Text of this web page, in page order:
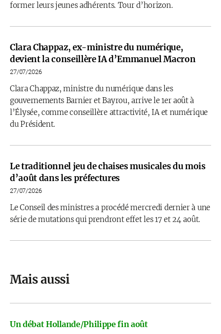
former leurs jeunes adhérents. Tour d’horizon.
Clara Chappaz, ex-ministre du numérique,
devient la conseillère IA d’Emmanuel Macron
27/07/2026
Clara Chappaz, ministre du numérique dans les
gouvernements Barnier et Bayrou, arrive le 1er août à
l’Élysée, comme conseillère attractivité, IA et numérique
du Président.
Le traditionnel jeu de chaises musicales du mois
d’août dans les préfectures
27/07/2026
Le Conseil des ministres a procédé mercredi dernier à une
série de mutations qui prendront effet les 17 et 24 août.
Mais aussi
Un débat Hollande/Philippe fin août